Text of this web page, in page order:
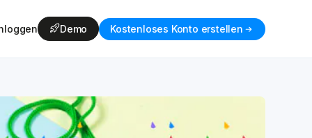
Demo Kostenloses Konto erstellen